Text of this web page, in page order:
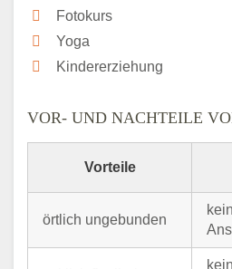
Fotokurs
Yoga
Kindererziehung
VOR- UND NACHTEILE
Vorteile
örtlich ungebunden